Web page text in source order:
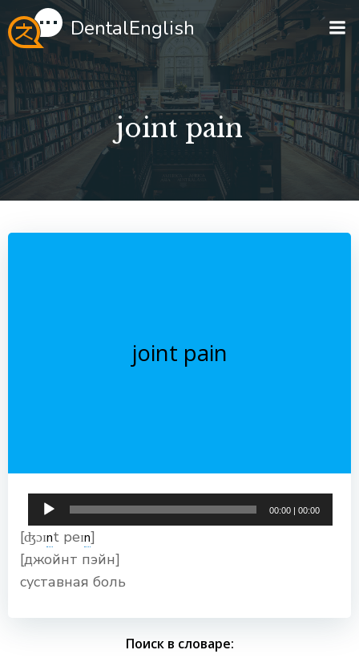
Перейти
к
содержимому
DentalEnglish
joint pain
joint pain
Аудиоплеер
00:00 |00:00
[ʤɔɪnt peɪn]
[джойнт пэйн]
суставная боль
Поиск в словаре: